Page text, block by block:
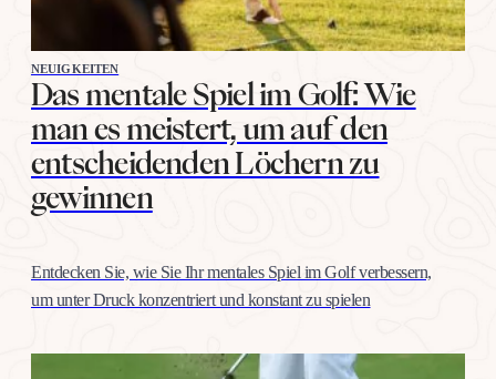
NEUIGKEITEN
Das mentale Spiel im Golf: Wie
man es meistert, um auf den
entscheidenden Löchern zu
gewinnen
Entdecken Sie, wie Sie Ihr mentales Spiel im Golf verbessern,
um unter Druck konzentriert und konstant zu spielen